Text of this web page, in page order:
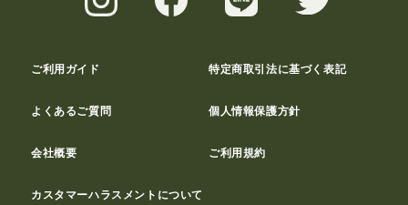
ご利用ガイド 特定商取引法に基づく表記
よくあるご質問 個人情報保護方針
会社概要 ご利用規約
カスタマーハラスメントについて